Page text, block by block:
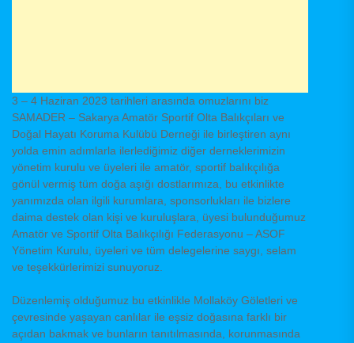
3 – 4 Haziran 2023 tarihleri arasında omuzlarını biz
SAMADER – Sakarya Amatör Sportif Olta Balıkçıları ve
Doğal Hayatı Koruma Kulübü Derneği ile birleştiren aynı
yolda emin adımlarla ilerlediğimiz diğer derneklerimizin
yönetim kurulu ve üyeleri ile amatör, sportif balıkçılığa
gönül vermiş tüm doğa aşığı dostlarımıza, bu etkinlikte
yanımızda olan ilgili kurumlara, sponsorlukları ile bizlere
daima destek olan kişi ve kuruluşlara, üyesi bulunduğumuz
Amatör ve Sportif Olta Balıkçılığı Federasyonu – ASOF
Yönetim Kurulu, üyeleri ve tüm delegelerine saygı, selam
ve teşekkürlerimizi sunuyoruz.
Düzenlemiş olduğumuz bu etkinlikle Mollaköy Göletleri ve
çevresinde yaşayan canlılar ile eşsiz doğasına farklı bir
açıdan bakmak ve bunların tanıtılmasında, korunmasında